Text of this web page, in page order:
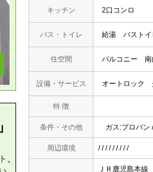
キッチン 2口コンロ
バス・トイレ 給湯 バストイ
住空間 バルコニー 南
設備・サービス オートロック
特 徴
条件・その他 ガス:プロパン
周辺環境 / / / / / / / / /
ＪＲ鹿児島本